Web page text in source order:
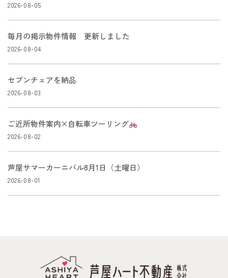
2026-08-05
毎月の掲示物件情報 更新しました
2026-08-04
セブンチェアを納品
2026-08-03
ご近所物件案内×自転車ツーリング
2026-08-02
芦屋サマーカーニバル8月1日（土曜日）
2026-08-01